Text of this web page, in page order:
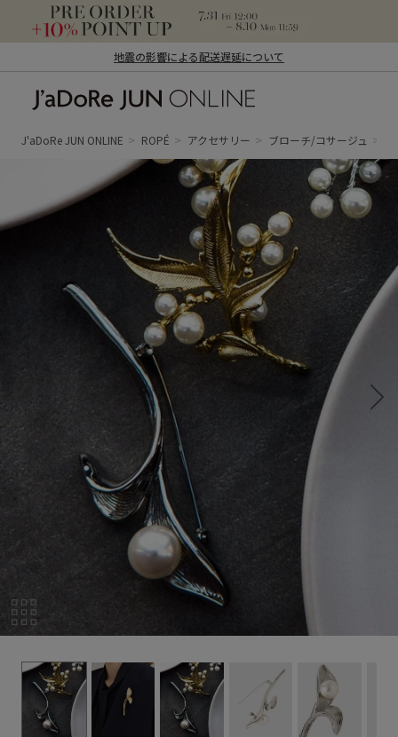
地震の影響による配送遅延について
ン オンライン）
J'aDoRe JUN ONLINE ROPÉ アクセサリー ブローチ/コサージュ